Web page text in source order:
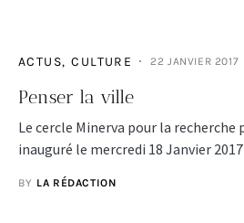
ACTUS CULTURE 22 JANVIER 2017
Penser la ville
Le cercle Minerva pour la recherche
inauguré le mercredi 18 Janvier
BY LA RÉDACTION